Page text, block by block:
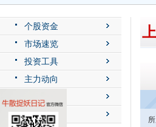
个股资金
市场速览
投资工具
主力动向
送配解禁